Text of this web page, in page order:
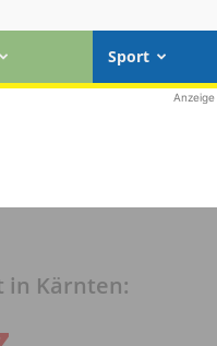
Sport
Anzeige
in Kärnten: